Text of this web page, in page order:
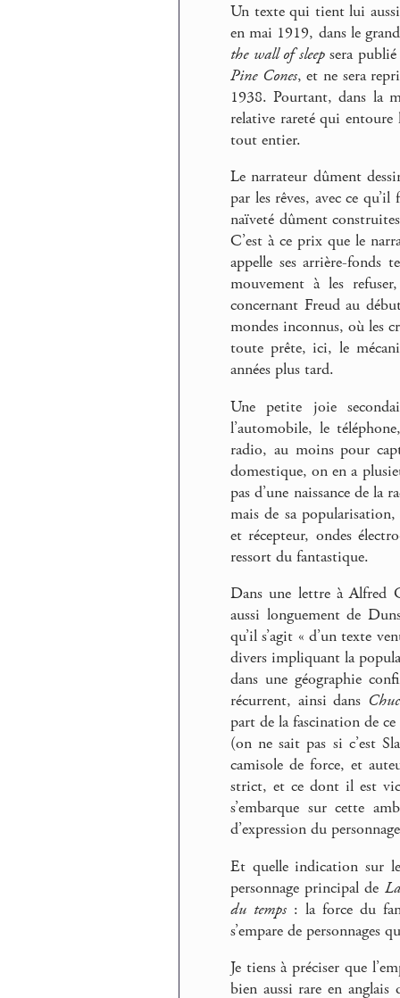
Un texte qui tient lui aussi
en mai 1919, dans le
the wall of sleepsera publié
Pine Cones, et ne sera
1938. Pourtant, dans la
relative rareté qui entoure
tout entier.
Le narrateur dûment
par les rêves, avec ce
naïveté dûment
C’est à ce prix que le
appelle ses arrière-fonds
mouvement à les
concernant Freud au
mondes inconnus, où les
toute prête, ici, le
années plus tard.
Une petite joie
l’automobile, le
radio, au moins pour
domestique, on en a
pas d’une naissance de
mais de sa
et récepteur, ondes
ressort du fantastique.
Dans une lettre à Alfred
aussi longuement de
qu’il s’agit « d’un texte
divers impliquant la
dans une géographie
récurrent, ainsi dans
part de la fascination de
(on ne sait pas si c’est
camisole de force, et
strict, et ce dont il est
s’embarque sur cette
d’expression du
Et quelle indication sur
personnage principal de
du temps: la force du
s’empare de personnages
Je tiens à préciser que
bien aussi rare en